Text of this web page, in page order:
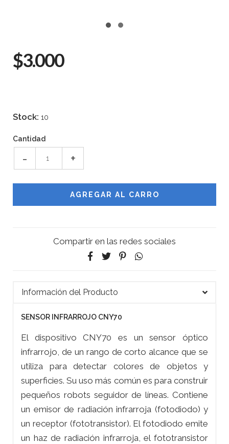
$3.000
Stock: 10
Cantidad
- +
Compartir en las redes sociales
Información del Producto
SENSOR INFRARROJO CNY70
El dispositivo CNY70 es un sensor óptico
infrarrojo, de un rango de corto alcance que se
utiliza para detectar colores de objetos y
superficies. Su uso más común es para construir
pequeños robots seguidor de líneas. Contiene
un emisor de radiación infrarroja (fotodiodo) y
un receptor (fototransistor). El fotodiodo emite
un haz de radiación infrarroja, el fototransistor